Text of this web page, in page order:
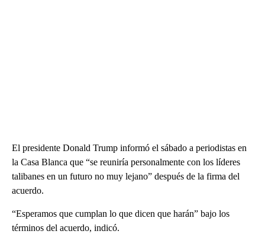
El presidente Donald Trump informó el sábado a periodistas en
la Casa Blanca que “se reuniría personalmente con los líderes
talibanes en un futuro no muy lejano” después de la firma del
acuerdo.
“Esperamos que cumplan lo que dicen que harán” bajo los
términos del acuerdo, indicó.